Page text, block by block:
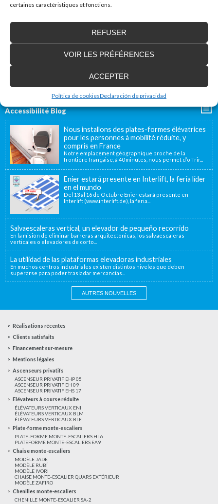
certaines caractéristiques et fonctions.
ACCEPTER
REFUSER
VOIR LES PRÉFÉRENCES
Política de cookiesDeclaración de privacidad
Site web
Accessibilité Blog
Nous installons des plates-formes élévatrices
pour les personnes à mobilité réduite, y
compris en France
Notre emplacement géographique proche de la
frontière française, à 40 minutes, nous permet d’offrir...
Enier estará presente en Interlift, la feria líder
en el mundo
Del 13 al 16 de Octubre Enier estará presente en
Interlift (www.interlift.de), la feria...
Salvaescaleras vertical, un elevador de pequeño recorrido
En la misión de eliminar barreras arquitectónicas, los salvaescaleras
verticales o elevadores de corto...
La utilidad de las plataformas elevadoras industriales
En muchos centros industriales existen distintos niveles que deben
superarse para poder trasladar mercancías...
AUTRES NOUVELLES
Réalisations récentes
Clients satisfaits
Financement sur-mesure
Mentions légales
Ascenseurs privatifs
ASCENSEUR PRIVATIF EHP 05
ASCENSEUR PRIVATIF EH 09
ASCENSEUR PRIVATIF EHS 17
Elévateurs à course réduite
ÉLÉVATEURS VERTICAUX ENI
ÉLÉVATEURS VERTICAUX BLM
ÉLÉVATEURS VERTICAUX BLE
Plate-forme monte-escaliers
PLATE-FORME MONTE-ESCALIERS HL6
PLATEFORME MONTE-ESCALIERS EA9
Chaise monte-escaliers
MODÈLE JADE
MODÈLE RUBÍ
MODÈLE IVORI
CHAISE MONTE-ESCALIER QUARS EXTÉRIEUR
MODÈLE ZAFIRO
Chenilles monte-escaliers
CHENILLE MONTE-ESCALIER SA-2